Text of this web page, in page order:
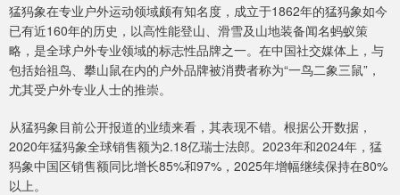
猛犸象在专业户外运动领域颇有知名度，成立于1862年的猛犸象如今
已有近160年的历史，以高性能登山、滑雪及山地装备闻名蚂蚁策
略，是全球户外专业领域的标志性品牌之一。在中国社交媒体上，与
包括始祖鸟、攀山鼠在内的户外品牌被消费者称为“一鸟二象三鼠”，
尤其受户外专业人士的推崇。
从猛犸象目前公开报道的业绩来看，其表现不错。根据公开数据，
2020年猛犸象全球销售额为2.18亿瑞士法郎。2023年和2024年，猛
犸象中国区销售额同比增长85%和97%，2025年增幅继续保持在80%
以上。